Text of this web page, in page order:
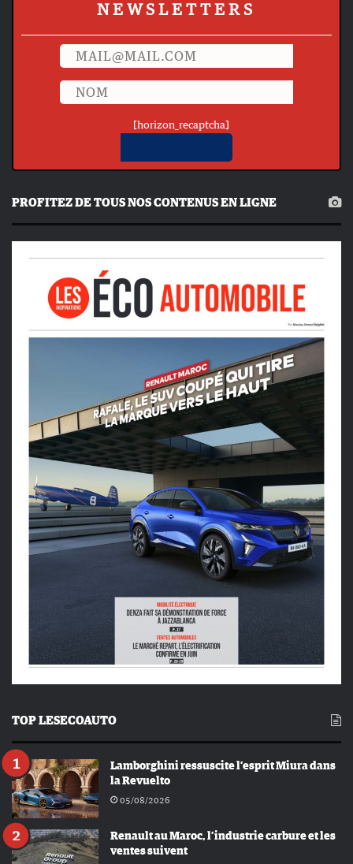
NEWSLETTERS
[horizon_recaptcha]
PROFITEZ DE TOUS NOS CONTENUS EN LIGNE
TOP LESECOAUTO
Lamborghini ressuscite l’esprit Miura dans
la Revuelto
05/08/2026
Renault au Maroc, l’industrie carbure et les
ventes suivent